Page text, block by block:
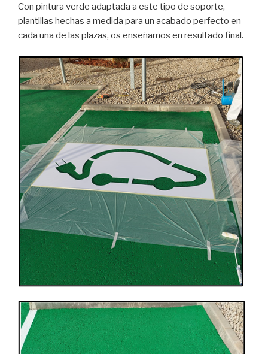
Con pintura verde adaptada a este tipo de soporte,
plantillas hechas a medida para un acabado perfecto en
cada una de las plazas, os enseñamos en resultado final.